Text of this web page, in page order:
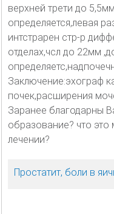
верхней трети до
определяется,левая
интстрарен стр-р
отделах,чсл до 22мм
Заключение:эхограф
почек,расширения
Заранее благодарны
образование? что
лечении?
Простатит, боли в